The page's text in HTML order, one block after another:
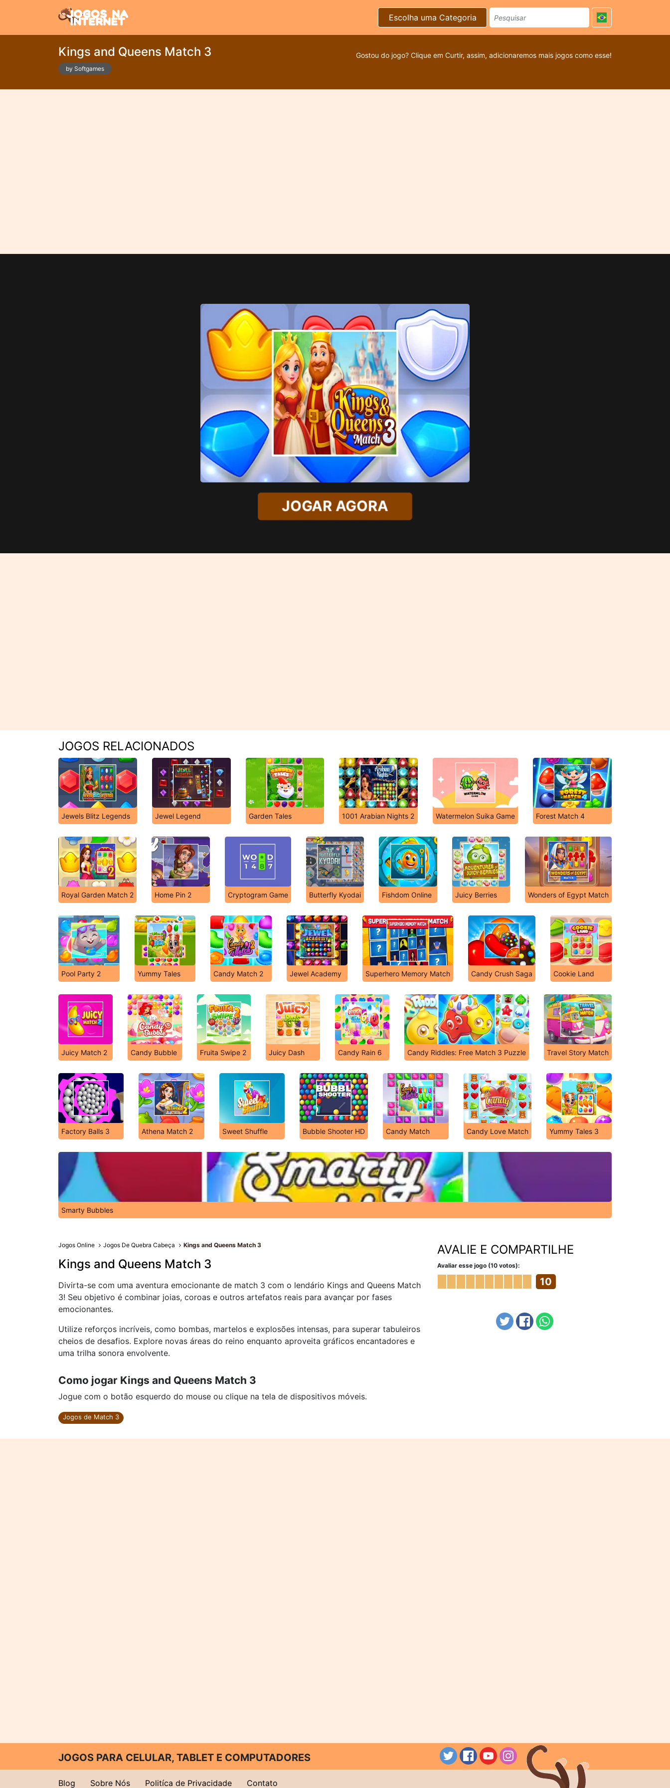
Escolha uma Categoria
Kings and Queens Match 3
by Softgames
Gostou do jogo? Clique em Curtir, assim, adicionaremos mais jogos como esse!
JOGAR AGORA
JOGOS RELACIONADOS
Jewels Blitz Legends Jewel Legend Garden Tales 1001 Arabian Nights 2 Watermelon Suika Game Forest Match 4
Royal Garden Match 2 Home Pin 2 Cryptogram Game Butterfly Kyodai Fishdom Online Juicy Berries Wonders of Egypt Match
Pool Party 2 Yummy Tales Candy Match 2 Jewel Academy Superhero Memory Match Candy Crush Saga Cookie Land
Juicy Match 2 Candy Bubble Fruita Swipe 2 Juicy Dash Candy Rain 6 Candy Riddles: Free Match 3 Puzzle Travel Story Match
Factory Balls 3 Athena Match 2 Sweet Shuffle Bubble Shooter HD Candy Match Candy Love Match Yummy Tales 3
Smarty Bubbles
Jogos Online Jogos De Quebra Cabeça Kings and Queens Match 3
Kings and Queens Match 3
Divirta-se com uma aventura emocionante de match 3 com o lendário Kings and Queens Match
3! Seu objetivo é combinar joias, coroas e outros artefatos reais para avançar por fases
emocionantes.
Utilize reforços incríveis, como bombas, martelos e explosões intensas, para superar tabuleiros
cheios de desafios. Explore novas áreas do reino enquanto aproveita gráficos encantadores e
uma trilha sonora envolvente.
Como jogar Kings and Queens Match 3
Jogue com o botão esquerdo do mouse ou clique na tela de dispositivos móveis.
Jogos de Match 3
AVALIE E COMPARTILHE
Avaliar esse jogo (10 votos):
10
JOGOS PARA CELULAR, TABLET E COMPUTADORES
Blog Sobre Nós Politíca de Privacidade Contato